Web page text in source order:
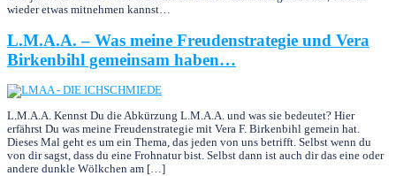
wieder etwas mitnehmen kannst…
L.M.A.A. – Was meine Freudenstrategie und Vera
Birkenbihl gemeinsam haben…
L.M.A.A. Kennst Du die Abkürzung L.M.A.A. und was sie bedeutet? Hier
erfährst Du was meine Freudenstrategie mit Vera F. Birkenbihl gemein hat.
Dieses Mal geht es um ein Thema, das jeden von uns betrifft. Selbst wenn du
von dir sagst, dass du eine Frohnatur bist. Selbst dann ist auch dir das eine oder
andere dunkle Wölkchen am […]